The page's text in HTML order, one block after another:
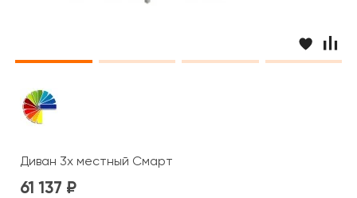
Диван 3х местный Смарт
61 137